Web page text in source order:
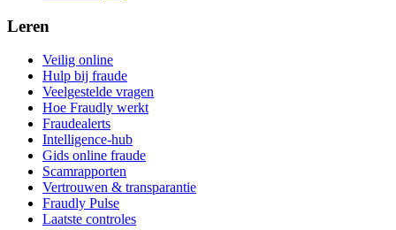
Leren
Veilig online
Hulp bij fraude
Veelgestelde vragen
Hoe Fraudly werkt
Fraudealerts
Intelligence-hub
Gids online fraude
Scamrapporten
Vertrouwen & transparantie
Fraudly Pulse
Laatste controles